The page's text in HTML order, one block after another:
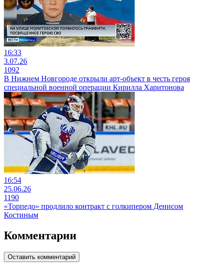
16:33
3.07.26
1092
В Нижнем Новгороде открыли арт-объект в честь героя
специальной военной операции Кирилла Харитонова
16:54
25.06.26
1190
«Торпедо» продлило контракт с голкипером Денисом
Костиным
Комментарии
Оставить комментарий